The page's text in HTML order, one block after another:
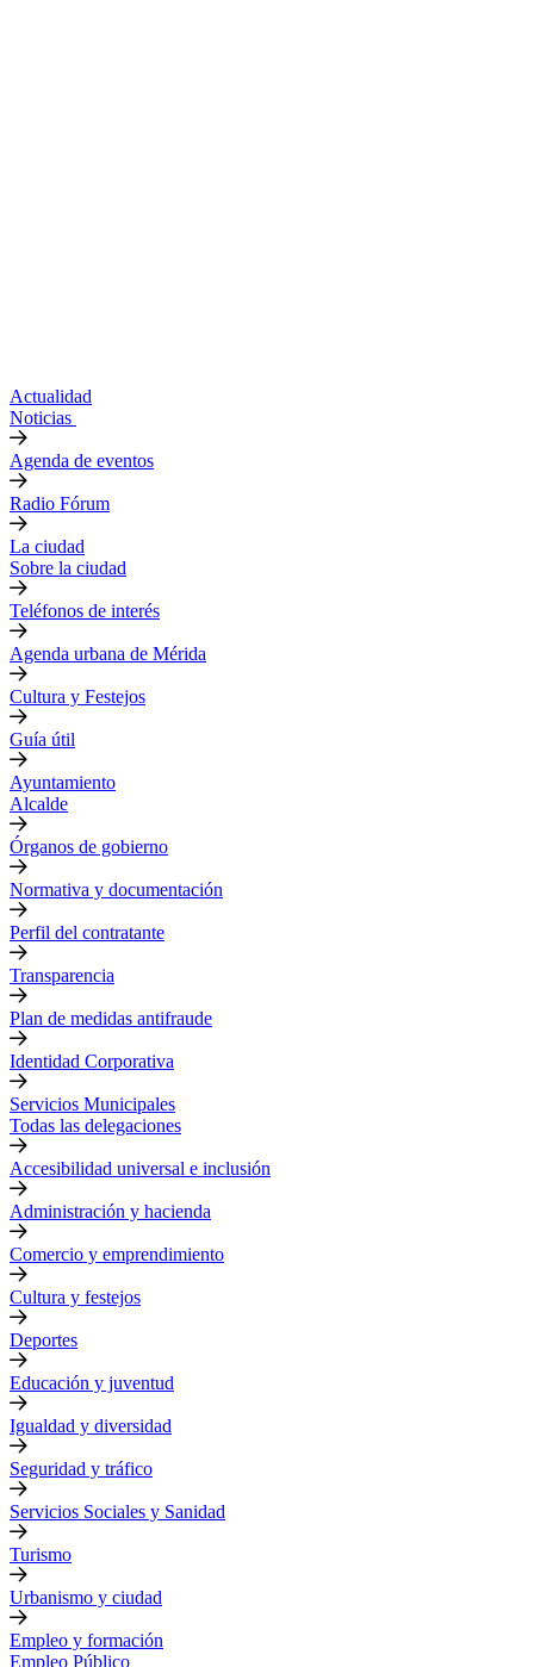
Actualidad
Noticias
Agenda de eventos
Radio Fórum
La ciudad
Sobre la ciudad
Teléfonos de interés
Agenda urbana de Mérida
Cultura y Festejos
Guía útil
Ayuntamiento
Alcalde
Órganos de gobierno
Normativa y documentación
Perfil del contratante
Transparencia
Plan de medidas antifraude
Identidad Corporativa
Servicios Municipales
Todas las delegaciones
Accesibilidad universal e inclusión
Administración y hacienda
Comercio y emprendimiento
Cultura y festejos
Deportes
Educación y juventud
Igualdad y diversidad
Seguridad y tráfico
Servicios Sociales y Sanidad
Turismo
Urbanismo y ciudad
Empleo y formación
Empleo Público